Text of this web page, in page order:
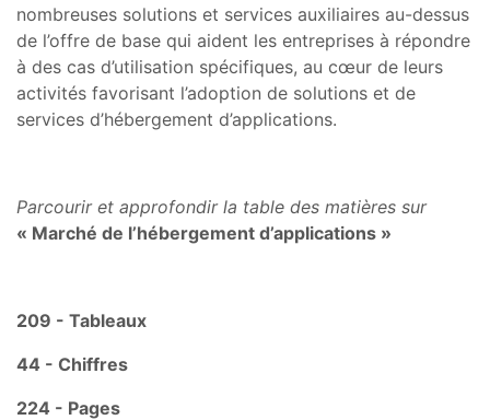
nombreuses solutions et services auxiliaires au-dessus
de l’offre de base qui aident les entreprises à répondre
à des cas d’utilisation spécifiques, au cœur de leurs
activités favorisant l’adoption de solutions et de
services d’hébergement d’applications.
Parcourir et approfondir la table des matières sur
« Marché de l’hébergement d’applications »
209 - Tableaux
44 - Chiffres
224 - Pages